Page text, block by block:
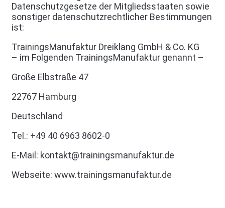
Datenschutzgesetze der Mitgliedsstaaten sowie
sonstiger datenschutzrechtlicher Bestimmungen
ist:
TrainingsManufaktur Dreiklang GmbH & Co. KG
– im Folgenden TrainingsManufaktur genannt –
Große Elbstraße 47
22767 Hamburg
Deutschland
Tel.: +49 40 6963 8602-0
E-Mail: kontakt@trainingsmanufaktur.de
Webseite: www.trainingsmanufaktur.de